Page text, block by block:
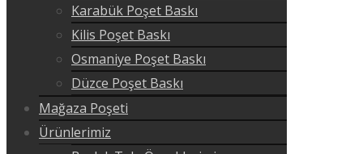
Karabük Poşet Baskı
Kilis Poşet Baskı
Osmaniye Poşet Baskı
Düzce Poşet Baskı
Mağaza Poşeti
Ürünlerimiz